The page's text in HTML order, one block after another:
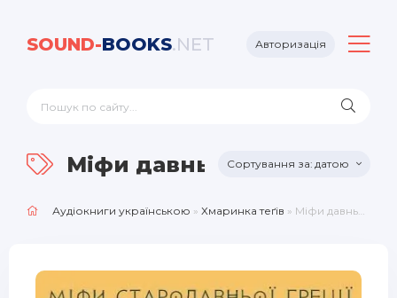
SOUND-BOOKS.NET Авторизація
Міфи давньої Греції датою
Аудіокниги українською » Хмаринка теґів » Міфи давньої Греції